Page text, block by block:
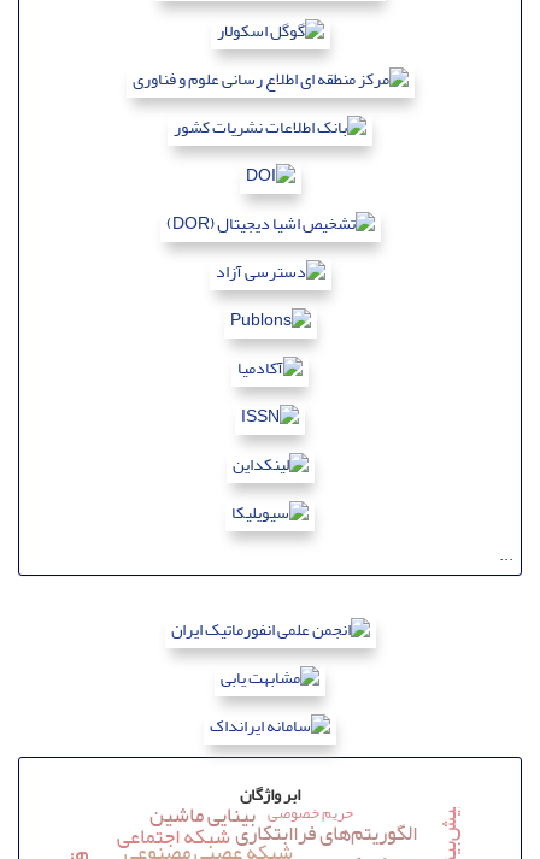
...
ابر واژگان
شبکه اجتماعیالگوریتم‌های فراابتکاریبینایی ماشین حریم خصوصی